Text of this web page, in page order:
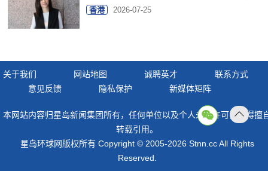
香港 2026-07-25
关于我们 网站地图 诚聘英才
联系方式
意见反馈
隐私保护 新媒体矩阵
本网站内容归星岛新闻集团所有，任何单位以及个人未经许可，不得擅
转载引用。
星岛环球网版权所有 Copyright © 2005-2026 Stnn.cc All Rights
Reserved.
顶部